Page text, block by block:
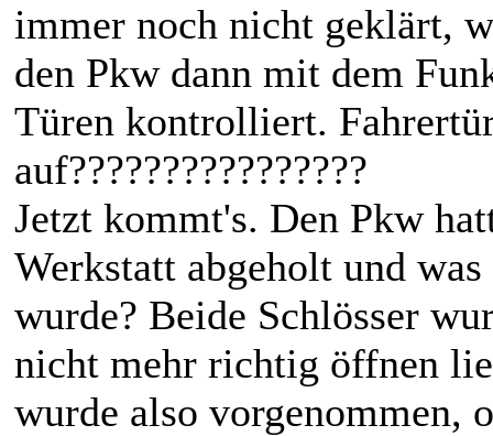
immer noch nicht geklärt,
den Pkw dann mit dem
Türen kontrolliert.
auf????????????????
Jetzt kommt's. Den Pkw
Werkstatt abgeholt und
wurde? Beide Schlösser
nicht mehr richtig öffnen
wurde also vorgenommen,